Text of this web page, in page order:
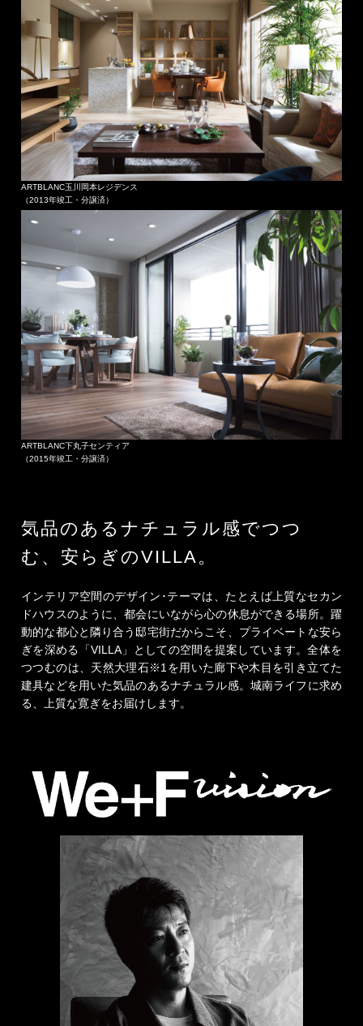
ARTBLANC玉川岡本レジデンス
（2013年竣工・分譲済）
ARTBLANC下丸子センティア
（2015年竣工・分譲済）
気品のあるナチュラル感でつつ
む、安らぎのVILLA。
インテリア空間のデザイン･テーマは、たとえば上質なセカン
ドハウスのように、都会にいながら心の休息ができる場所。躍
動的な都心と隣り合う邸宅街だからこそ、プライベートな安ら
ぎを深める「VILLA」としての空間を提案しています。全体を
つつむのは、天然大理石※1を用いた廊下や木目を引き立てた
建具などを用いた気品のあるナチュラル感。城南ライフに求め
る、上質な寛ぎをお届けします。